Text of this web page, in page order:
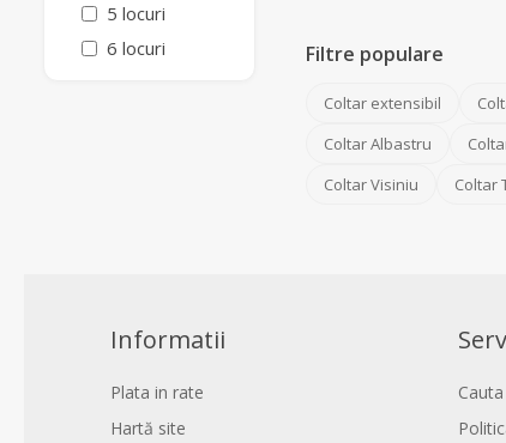
5 locuri
6 locuri
Filtre populare
Coltar extensibil
Coltar Albastru
Coltar Visiniu
Coltar
Informatii
Plata in rate
Hartă site
Cauta